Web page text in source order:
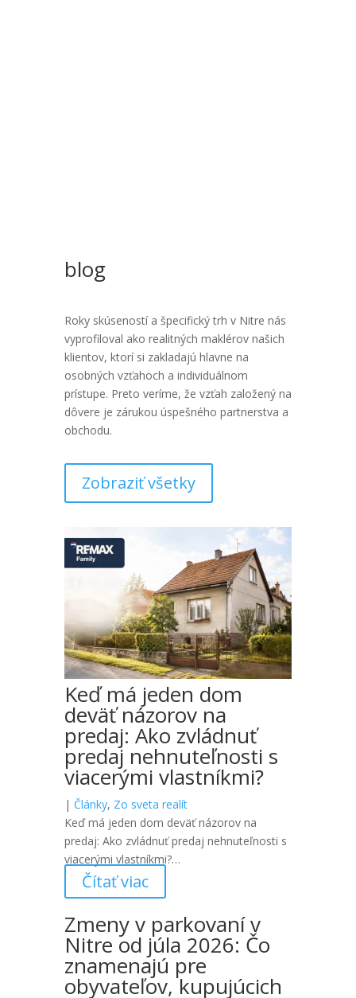
blog
Roky skúseností a špecifický trh v Nitre nás
vyprofiloval ako realitných maklérov našich
klientov, ktorí si zakladajú hlavne na
osobných vzťahoch a individuálnom
prístupe. Preto veríme, že vzťah založený na
dôvere je zárukou úspešného partnerstva a
obchodu.
Zobraziť všetky
Keď má jeden dom
deväť názorov na
predaj: Ako zvládnuť
predaj nehnuteľnosti s
viacerými vlastníkmi?
| Články, Zo sveta realít
Keď má jeden dom deväť názorov na
predaj: Ako zvládnuť predaj nehnuteľnosti s
viacerými vlastníkmi?…
Čítať viac
Zmeny v parkovaní v
Nitre od júla 2026: Čo
znamenajú pre
obyvateľov, kupujúcich